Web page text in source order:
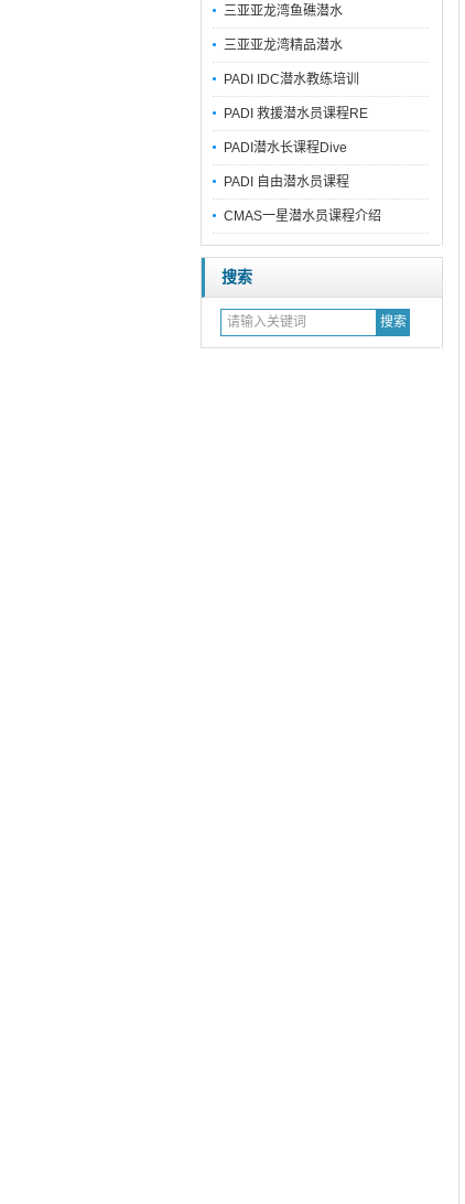
三亚亚龙湾鱼礁潜水
三亚亚龙湾精品潜水
PADI IDC潜水教练培训
PADI 救援潜水员课程RE
PADI潜水长课程Dive
PADI 自由潜水员课程
CMAS一星潜水员课程介绍
搜索